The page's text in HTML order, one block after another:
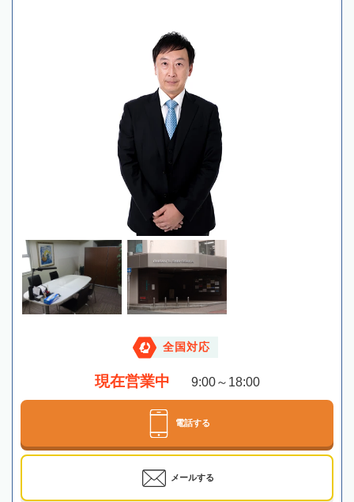
全国対応
現在営業中 9:00～18:00
電話する
メールする